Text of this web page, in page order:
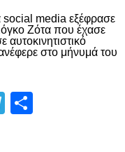
social media εξέφρασε
Ζότα που έχασε
στο μήνυμά του
Telegram